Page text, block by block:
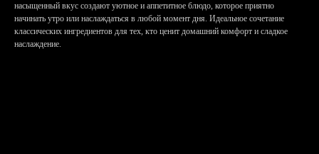
насыщенный вкус создают уютное и аппетитное блюдо, которое приятно
начинать утро или наслаждаться в любой момент дня. Идеальное сочетание
классических ингредиентов для тех, кто ценит домашний комфорт и сладкое
наслаждение.